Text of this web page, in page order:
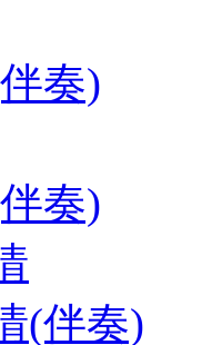
奏)
奏)
(伴奏)